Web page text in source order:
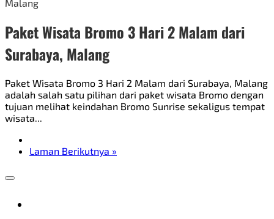
Paket Wisata Bromo 3 Hari 2 Malam dari
Surabaya, Malang
Paket Wisata Bromo 3 Hari 2 Malam dari Surabaya, Malang
adalah salah satu pilihan dari paket wisata Bromo dengan
tujuan melihat keindahan Bromo Sunrise sekaligus tempat
wisata...
Laman Berikutnya »